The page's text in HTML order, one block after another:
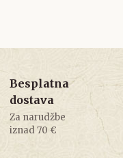
Besplatna
dostava
Za narudžbe
iznad 70 €